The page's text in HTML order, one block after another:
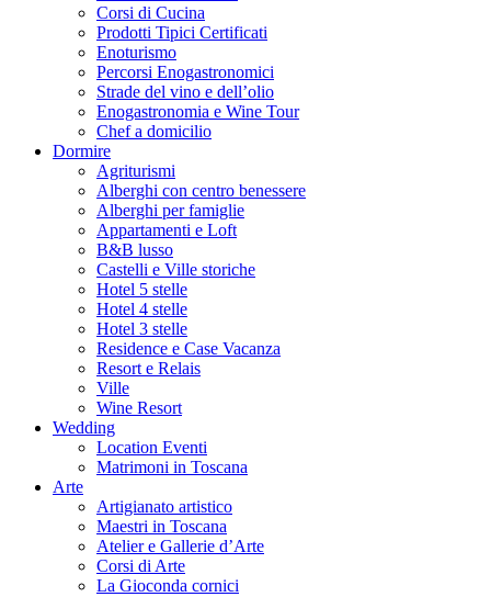
Corsi di Cucina
Prodotti Tipici Certificati
Enoturismo
Percorsi Enogastronomici
Strade del vino e dell’olio
Enogastronomia e Wine Tour
Chef a domicilio
Dormire
Agriturismi
Alberghi con centro benessere
Alberghi per famiglie
Appartamenti e Loft
B&B lusso
Castelli e Ville storiche
Hotel 5 stelle
Hotel 4 stelle
Hotel 3 stelle
Residence e Case Vacanza
Resort e Relais
Ville
Wine Resort
Wedding
Location Eventi
Matrimoni in Toscana
Arte
Artigianato artistico
Maestri in Toscana
Atelier e Gallerie d’Arte
Corsi di Arte
La Gioconda cornici